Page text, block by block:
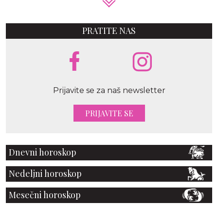
PRATITE NAS
Prijavite se za naš newsletter
PRIJAVITE SE
Dnevni horoskop
Nedeljni horoskop
Mesečni horoskop